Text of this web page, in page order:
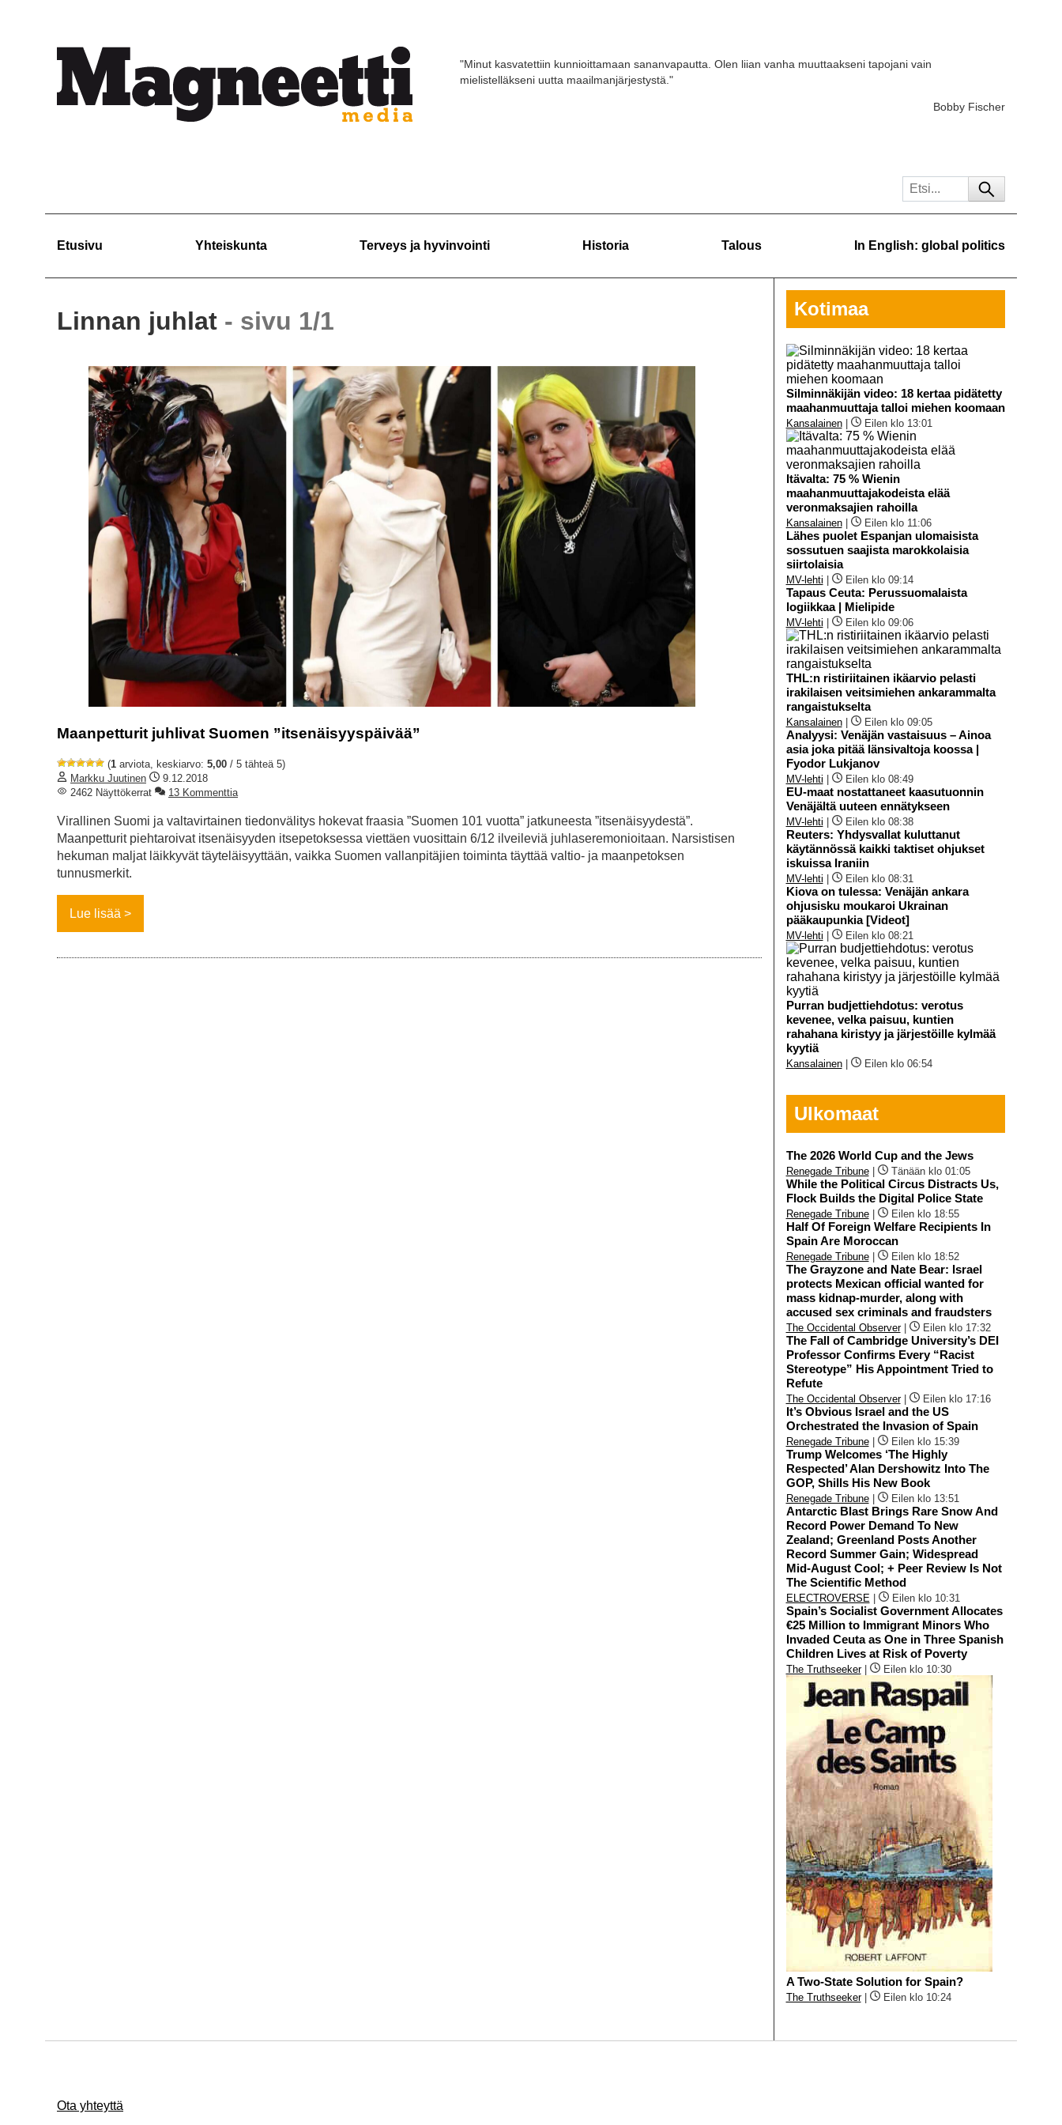
"Minut kasvatettiin kunnioittamaan sananvapautta. Olen liian vanha muuttaakseni tapojani vain
mielistelläkseni uutta maailmanjärjestystä."
Bobby Fischer
Etusivu Yhteiskunta Terveys ja hyvinvointi Historia Talous In English: global politics
Linnan juhlat - sivu 1/1
Maanpetturit juhlivat Suomen ”itsenäisyyspäivää”
(1 arviota, keskiarvo: 5,00 / 5 tähteä 5)
Markku Juutinen
9.12.2018
2462 Näyttökerrat
13 Kommenttia
Virallinen Suomi ja valtavirtainen tiedonvälitys hokevat fraasia ”Suomen 101 vuotta” jatkuneesta ”itsenäisyydestä”.
Maanpetturit piehtaroivat itsenäisyyden itsepetoksessa viettäen vuosittain 6/12 ilveileviä juhlaseremonioitaan. Narsistisen
hekuman maljat läikkyvät täyteläisyyttään, vaikka Suomen vallanpitäjien toiminta täyttää valtio- ja maanpetoksen
tunnusmerkit.
Lue lisää
Kotimaa
Silminnäkijän video: 18 kertaa pidätetty
maahanmuuttaja talloi miehen koomaan
Kansalainen| Eilen klo 13:01
Itävalta: 75 % Wienin
maahanmuuttajakodeista elää
veronmaksajien rahoilla
Kansalainen| Eilen klo 11:06
Lähes puolet Espanjan ulomaisista
sossutuen saajista marokkolaisia
siirtolaisia
MV-lehti Eilen klo 09:14
Tapaus Ceuta: Perussuomalaista
logiikkaa | Mielipide
MV-lehti Eilen klo 09:06
THL:n ristiriitainen ikäarvio pelasti
irakilaisen veitsimiehen ankarammalta
rangaistukselta
Kansalainen| Eilen klo 09:05
Analyysi: Venäjän vastaisuus – Ainoa
asia joka pitää länsivaltoja koossa |
Fyodor Lukjanov
MV-lehti Eilen klo 08:49
EU-maat nostattaneet kaasutuonnin
Venäjältä uuteen ennätykseen
MV-lehti Eilen klo 08:38
Reuters: Yhdysvallat kuluttanut
käytännössä kaikki taktiset ohjukset
iskuissa Iraniin
MV-lehti Eilen klo 08:31
Kiova on tulessa: Venäjän ankara
ohjusisku moukaroi Ukrainan
pääkaupunkia [Videot]
MV-lehti Eilen klo 08:21
Purran budjettiehdotus: verotus
kevenee, velka paisuu, kuntien
rahahana kiristyy ja järjestöille kylmää
kyytiä
Kansalainen| Eilen klo 06:54
Ulkomaat
The 2026 World Cup and the Jews
Renegade Tribune| Tänään klo 01:05
While the Political Circus Distracts Us,
Flock Builds the Digital Police State
Renegade Tribune| Eilen klo 18:55
Half Of Foreign Welfare Recipients In
Spain Are Moroccan
Renegade Tribune| Eilen klo 18:52
The Grayzone and Nate Bear: Israel
protects Mexican official wanted for
mass kidnap-murder, along with
accused sex criminals and fraudsters
The Occidental Observer| Eilen klo 17:32
The Fall of Cambridge University’s DEI
Professor Confirms Every “Racist
Stereotype” His Appointment Tried to
Refute
The Occidental Observer| Eilen klo 17:16
It’s Obvious Israel and the US
Orchestrated the Invasion of Spain
Renegade Tribune| Eilen klo 15:39
Trump Welcomes ‘The Highly
Respected’ Alan Dershowitz Into The
GOP, Shills His New Book
Renegade Tribune| Eilen klo 13:51
Antarctic Blast Brings Rare Snow And
Record Power Demand To New
Zealand; Greenland Posts Another
Record Summer Gain; Widespread
Mid-August Cool; + Peer Review Is Not
The Scientific Method
ELECTROVERSE Eilen klo 10:31
Spain’s Socialist Government Allocates
€25 Million to Immigrant Minors Who
Invaded Ceuta as One in Three Spanish
Children Lives at Risk of Poverty
The Truthseeker| Eilen klo 10:30
A Two-State Solution for Spain?
The Truthseeker| Eilen klo 10:24
Ota yhteyttä